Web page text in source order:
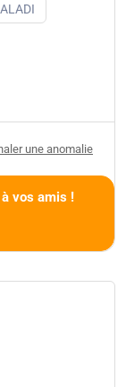
une anomalie
vos amis !